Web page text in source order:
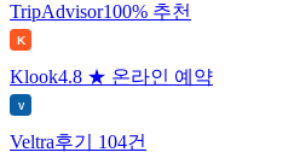
TripAdvisor100% 추천
K
Klook4.8 ★ 온라인 예약
V
Veltra후기 104건